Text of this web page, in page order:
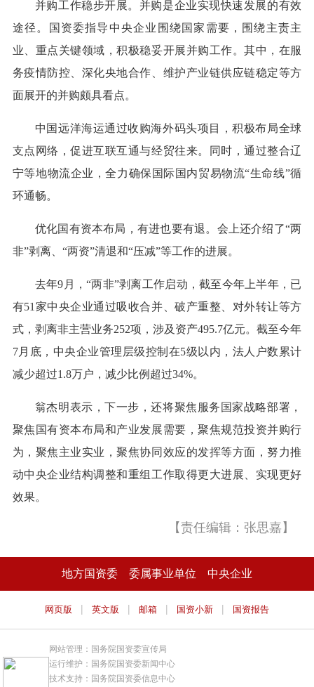
并购工作稳步开展。并购是企业实现快速发展的有效
途径。国资委指导中央企业围绕国家需要，围绕主责主
业、重点关键领域，积极稳妥开展并购工作。其中，在服
务疫情防控、深化央地合作、维护产业链供应链稳定等方
面展开的并购颇具看点。
中国远洋海运通过收购海外码头项目，积极布局全球
支点网络，促进互联互通与经贸往来。同时，通过整合辽
宁等地物流企业，全力确保国际国内贸易物流“生命线”循
环通畅。
优化国有资本布局，有进也要有退。会上还介绍了“两
非”剥离、“两资”清退和“压减”等工作的进展。
去年9月，“两非”剥离工作启动，截至今年上半年，已
有51家中央企业通过吸收合并、破产重整、对外转让等方
式，剥离非主营业务252项，涉及资产495.7亿元。截至今年
7月底，中央企业管理层级控制在5级以内，法人户数累计
减少超过1.8万户，减少比例超过34%。
翁杰明表示，下一步，还将聚焦服务国家战略部署，
聚焦国有资本布局和产业发展需要，聚焦规范投资并购行
为，聚焦主业实业，聚焦协同效应的发挥等方面，努力推
动中央企业结构调整和重组工作取得更大进展、实现更好
效果。
【责任编辑：张思嘉】
地方国资委 委属事业单位 中央企业
网页版 | 英文版 | 邮箱 | 国资小新 | 国资报告
网站管理：国务院国资委宣传局
运行维护：国务院国资委新闻中心
技术支持：国务院国资委信息中心